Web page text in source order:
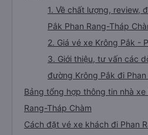
1. Về chất lượng, review,
Pắk Phan Rang-Tháp
2. Giá vé xe Krông Pắk -
3. Giới thiệu, tư vấn các
đường Krông Pắk đi
Bảng tổng hợp thông tin nhà xe
Rang-Tháp Chàm
Cách đặt vé xe khách đi Phan